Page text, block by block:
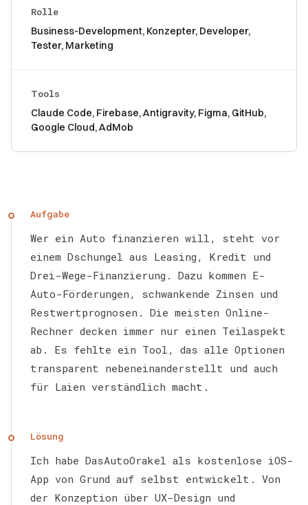
Rolle
Business-Development, Konzepter, Developer,
Tester, Marketing
Tools
Claude Code, Firebase, Antigravity, Figma, GitHub,
Google Cloud, AdMob
Aufgabe
Wer ein Auto finanzieren will, steht vor
einem Dschungel aus Leasing, Kredit und
Drei-Wege-Finanzierung. Dazu kommen E-
Auto-Förderungen, schwankende Zinsen und
Restwertprognosen. Die meisten Online-
Rechner decken immer nur einen Teilaspekt
ab. Es fehlte ein Tool, das alle Optionen
transparent nebeneinanderstellt und auch
für Laien verständlich macht.
Lösung
Ich habe DasAutoOrakel als kostenlose iOS-
App von Grund auf selbst entwickelt. Von
der Konzeption über UX-Design und